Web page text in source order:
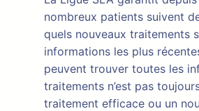
nombreux patients suivent
quels nouveaux traitements
informations les plus
peuvent trouver toutes les
traitements n’est pas
traitement efficace ou un